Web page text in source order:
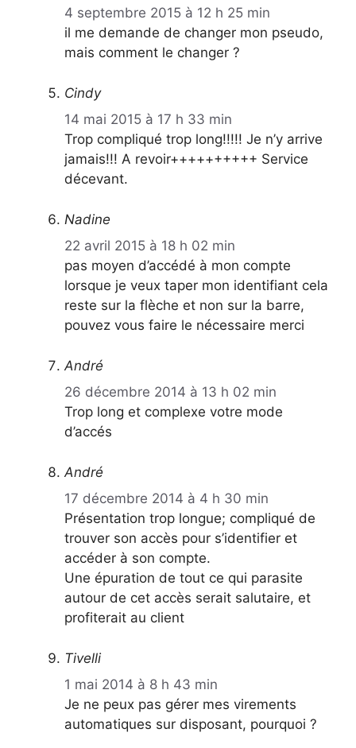
4 septembre 2015 à 12 h 25 min
il me demande de changer mon pseudo,
mais comment le changer ?
Cindy
14 mai 2015 à 17 h 33 min
Trop compliqué trop long!!!!! Je n’y arrive
jamais!!! A revoir++++++++++ Service
décevant.
Nadine
22 avril 2015 à 18 h 02 min
pas moyen d’accédé à mon compte
lorsque je veux taper mon identifiant cela
reste sur la flèche et non sur la barre,
pouvez vous faire le nécessaire merci
André
26 décembre 2014 à 13 h 02 min
Trop long et complexe votre mode
d’accés
André
17 décembre 2014 à 4 h 30 min
Présentation trop longue; compliqué de
trouver son accès pour s’identifier et
accéder à son compte.
Une épuration de tout ce qui parasite
autour de cet accès serait salutaire, et
profiterait au client
Tivelli
1 mai 2014 à 8 h 43 min
Je ne peux pas gérer mes virements
automatiques sur disposant, pourquoi ?